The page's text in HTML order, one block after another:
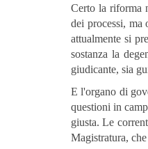
Certo la riforma
dei processi, ma
attualmente si
sostanza la
giudicante, sia
E l'organo di
questioni in
giusta. Le
Magistratura,